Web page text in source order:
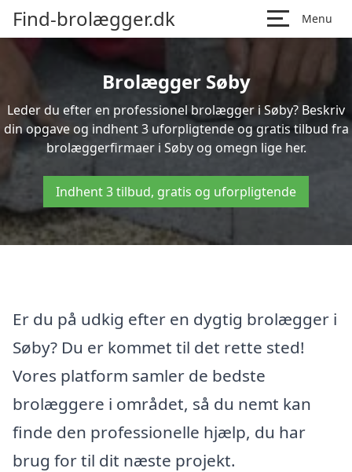
Find-brolægger.dk Menu
Brolægger Søby
Leder du efter en professionel brolægger i Søby? Beskriv
din opgave og indhent 3 uforpligtende og gratis tilbud fra
brolæggerfirmaer i Søby og omegn lige her.
Indhent 3 tilbud, gratis og uforpligtende
Er du på udkig efter en dygtig brolægger i
Søby? Du er kommet til det rette sted!
Vores platform samler de bedste
brolæggere i området, så du nemt kan
finde den professionelle hjælp, du har
brug for til dit næste projekt.